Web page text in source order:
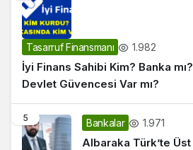
Tasarruf Finansmanı 1.982
İyi Finans Sahibi Kim? Banka mı?
Devlet Güvencesi Var mı?
5 Bankalar 1.971
Albaraka Türk’te Üst